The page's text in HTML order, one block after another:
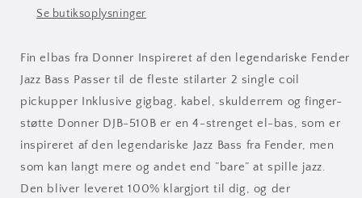
Se butiksoplysninger
Fin elbas fra Donner Inspireret af den legendariske Fender
Jazz Bass Passer til de fleste stilarter 2 single coil
pickupper Inklusive gigbag, kabel, skulderrem og finger-
støtte Donner DJB-510B er en 4-strenget el-bas, som er
inspireret af den legendariske Jazz Bass fra Fender, men
som kan langt mere og andet end ”bare” at spille jazz.
Den bliver leveret 100% klargjort til dig, og der